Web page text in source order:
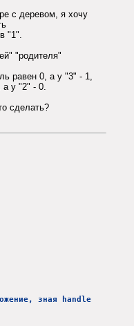
с деревом, я хочу
"1".
"родителя"
равен 0, а у "3" - 1,
а у "2" - 0.
сделать?
зная handle